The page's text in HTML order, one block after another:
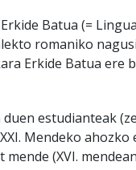
Batua (=
romaniko
Erkide Batua ere
estudianteak
Mendeko
(XVI.